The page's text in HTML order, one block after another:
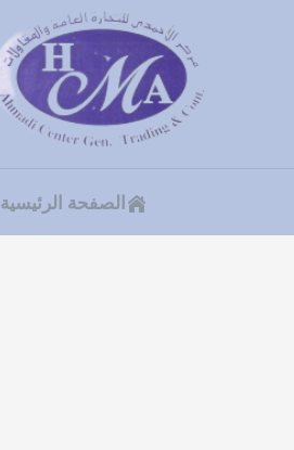
الصفحة الرئيسية
الصفحة الرئيسية